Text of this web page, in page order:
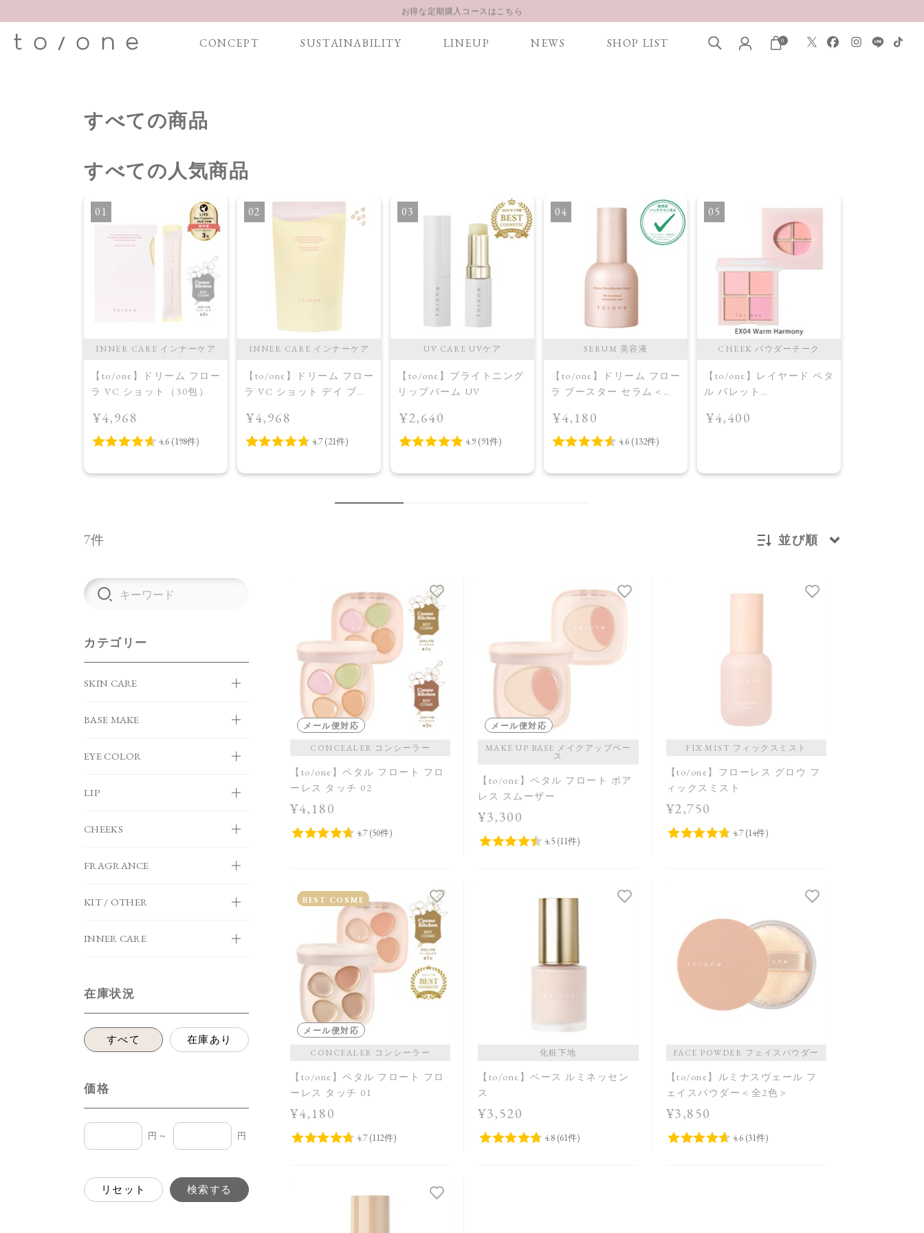
お得な定期購入コースはこちら
CONCEPT SUSTAINABILITY LINEUP NEWS SHOP LIST 0
すべての商品
すべての人気商品
1
INNER CARE インナーケア
【to/one】ドリーム フロー
ラ VC ショット（30包）
¥4,968
2
INNER CARE インナーケア
【to/one】ドリーム フロー
ラ VC ショット デイ ブラ
品＞
¥4,968
3
UV CARE UVケア
【to/one】ブライトニング
リップバーム UV
¥2,640
4
SERUM 美容液
【to/one】ドリーム フロー
ラ ブースター セラム＜導
¥4,180
5
CHEEK パウダーチーク
【to/one】レイヤード ペタ
ル パレット
AW Collection＞EX04
¥4,400
7件 並び順
レビューが多い順
人気順
カテゴリー
SKIN CARE
BASE MAKE
EYE COLOR
LIP
CHEEKS
FRAGRANCE
KIT / OTHER
INNER CARE
在庫状況
すべて 在庫あり
価格
円～ 円
リセット 検索する
メール便対応
CONCEALER コンシーラー
【to/one】ペタル フロート フロ
ーレス タッチ 02
¥4,180
メール便対応
MAKE UP BASE メイクアップベー
ス
【to/one】ペタル フロート ポア
レス スムーザー
¥3,300
FIX MIST フィックスミスト
【to/one】フローレス グロウ フ
ィックスミスト
¥2,750
BEST COSME
メール便対応
CONCEALER コンシーラー
【to/one】ペタル フロート フロ
ーレス タッチ 01
¥4,180
化粧下地
【to/one】ベース ルミネッセン
ス
¥3,520
FACE POWDER フェイスパウダー
【to/one】ルミナスヴェール フ
ェイスパウダー＜全2色＞
¥3,850